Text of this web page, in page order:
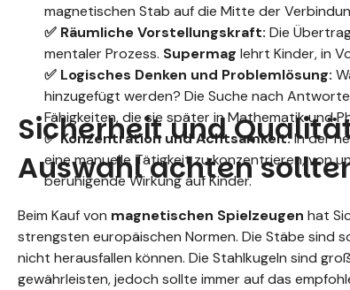
magnetischen Stab auf die Mitte der
✅ Räumliche Vorstellungskraft: Die
mentaler Prozess. Supermag lehrt Kinder, in
✅ Logisches Denken und Problemlösung:
hinzugefügt werden? Die Suche nach
Fähigkeiten, die sie später in Mathematik und
✅ Konzentration und Achtsamkeit:In der
eine manuelle Tätigkeit zu konzentrieren, von
beruhigende Wirkung auf Kinder.
Sicherheit und
Auswahl achten
Beim Kauf von magnetischen Spielzeugen hat
strengsten europäischen Normen. Die Stäbe sind
nicht herausfallen können. Die Stahlkugeln sind
gewährleisten, jedoch sollte immer auf das